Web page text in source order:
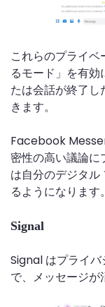
これらのプライベ
るモード」を有
たは会話が終了
きます。
Facebook
密性の高い議論
は自分のデジタル
るようになります。
Signal
Signal はプライ
で、メッセージが